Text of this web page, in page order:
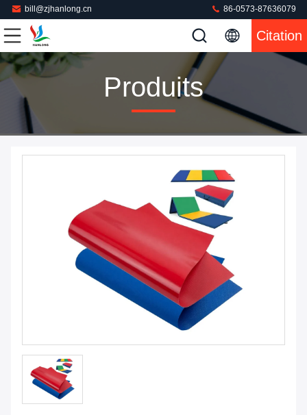
bill@zjhanlong.cn 86-0573-87636079
Citation
Produits